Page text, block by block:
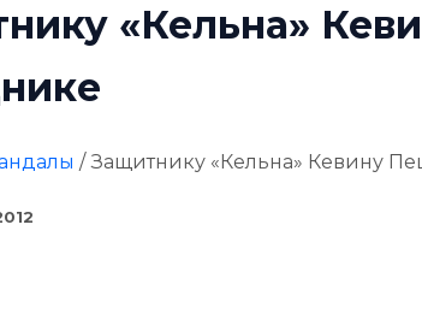
«Кельна»
Защитнику «Кельна» Кевину